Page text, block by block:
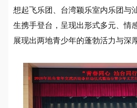
想起飞乐团、台湾颖乐室内乐团与
生携手登台，呈现出形式多元、情
展现出两地青少年的蓬勃活力与深